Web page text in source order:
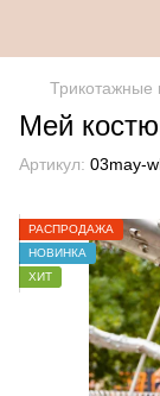
Трикотажные
Мей
Артикул: 03may-
РАСПРОДАЖА
НОВИНКА
ХИТ